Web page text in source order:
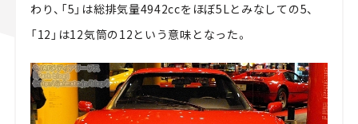
わり、「5」は総排気量4942ccをほぼ5Lとみなしての5、
「12」は12気筒の12という意味となった。